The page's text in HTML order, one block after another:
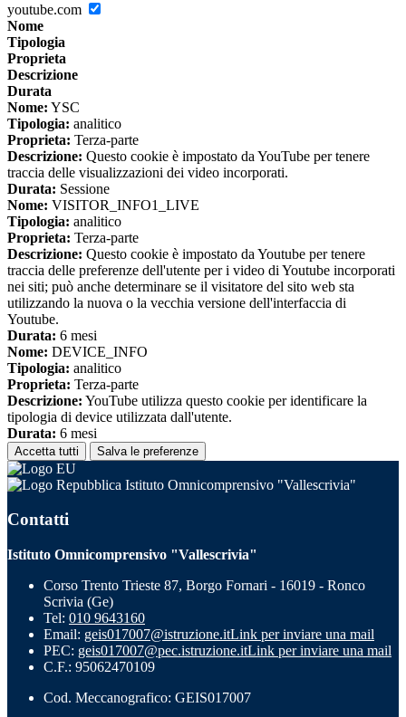
youtube.com
Nome
Tipologia
Proprieta
Descrizione
Durata
Nome: YSC
Tipologia: analitico
Proprieta: Terza-parte
Descrizione: Questo cookie è impostato da YouTube per tenere
traccia delle visualizzazioni dei video incorporati.
Durata: Sessione
Nome: VISITOR_INFO1_LIVE
Tipologia: analitico
Proprieta: Terza-parte
Descrizione: Questo cookie è impostato da Youtube per tenere
traccia delle preferenze dell'utente per i video di Youtube incorporati
nei siti; può anche determinare se il visitatore del sito web sta
utilizzando la nuova o la vecchia versione dell'interfaccia di
Youtube.
Durata: 6 mesi
Nome: DEVICE_INFO
Tipologia: analitico
Proprieta: Terza-parte
Descrizione: YouTube utilizza questo cookie per identificare la
tipologia di device utilizzata dall'utente.
Durata: 6 mesi
Accetta tutti Salva le preferenze
Istituto Omnicomprensivo "Vallescrivia"
Contatti
Istituto Omnicomprensivo "Vallescrivia"
Corso Trento Trieste 87, Borgo Fornari - 16019 - Ronco
Scrivia (Ge)
Tel: 010 9643160
Email: geis017007@istruzione.itLink per inviare una mail
PEC: geis017007@pec.istruzione.itLink per inviare una mail
C.F.: 95062470109
Cod. Meccanografico: GEIS017007